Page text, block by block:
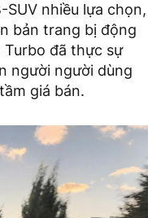
nhiều lựa chọn,
bản trang bị động
Turbo đã thực sự
người người dùng
giá bán.